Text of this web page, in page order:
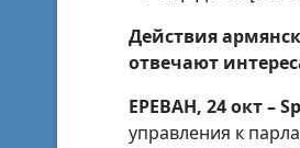
Действия
отвечают
ЕРЕВАН, 24 окт –
управления к